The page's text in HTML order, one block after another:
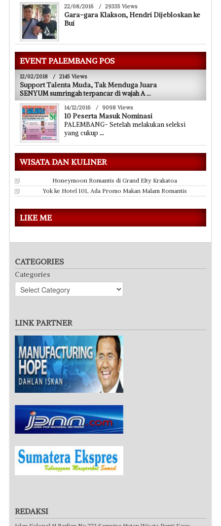
22/08/2016 / 29335 Views
Gara-gara Klakson, Hendri Dijebloskan ke
Bui
EVENT PALEMBANG POS
12/02/2018 / 2145 Views
Support Talenta Muda, Tak Menduga Juara
SENYUM sumringah terpancar di wajah A...
14/12/2016 / 9098 Views
10 Peserta Masuk Nominasi
PALEMBANG- Setelah melakukan seleksi
yang cukup ...
WISATA DAN KULINER
Honeymoon Romantis di Grand Elty Krakatoa
Yok ke Hotel 101, Ada Promo Makan Malam Romantis
LIKE ME
CATEGORIES
Categories
LINK PARTNER
REDAKSI